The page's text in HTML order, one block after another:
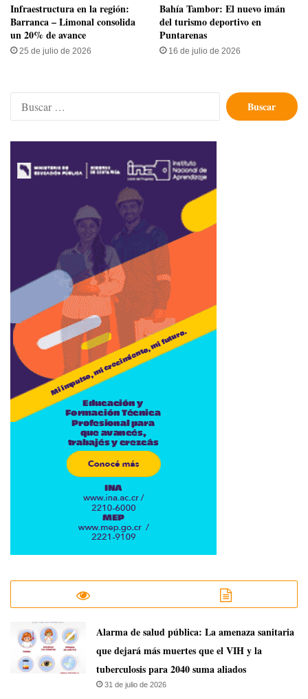
Infraestructura en la región:
Barranca – Limonal consolida
un 20% de avance
25 de julio de 2026
Bahía Tambor: El nuevo imán
del turismo deportivo en
Puntarenas
16 de julio de 2026
Buscar:
​Alarma de salud pública: La amenaza sanitaria
que dejará más muertes que el VIH y la
tuberculosis para 2040 suma aliados
31 de julio de 2026